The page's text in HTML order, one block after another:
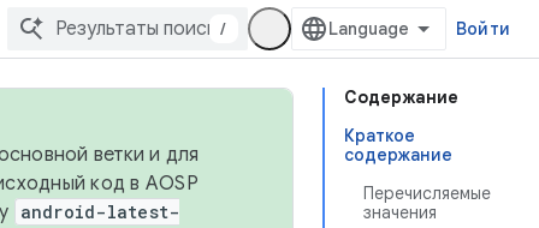
/ Войти
Содержание
Краткое
содержание
Перечисляемые
значения
ветки и для
код в AOSP
android-latest-